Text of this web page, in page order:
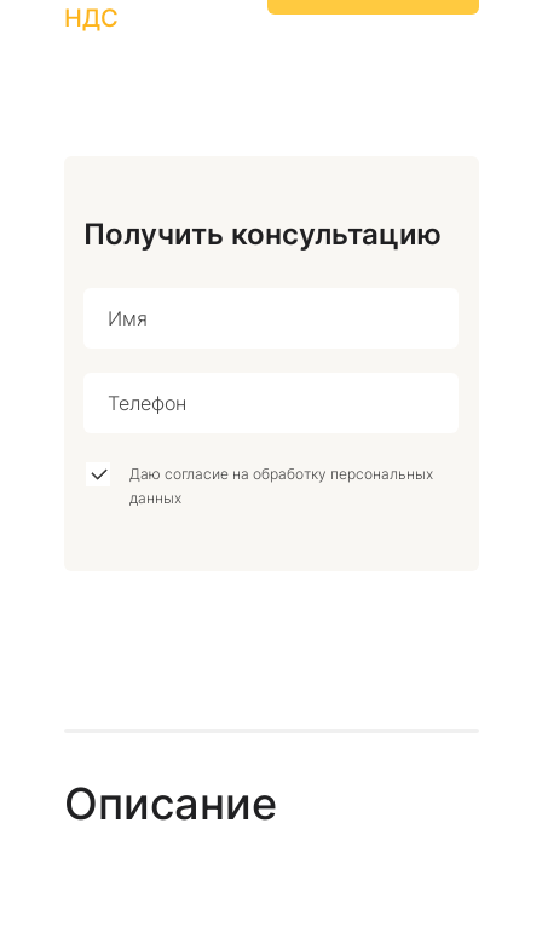
НДС
Получить консультацию
Даю согласие на обработку персональных
данных
Описание